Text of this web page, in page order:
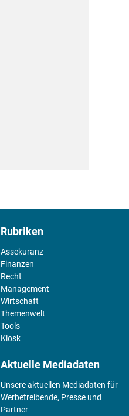
Rubriken
Assekuranz
Finanzen
Recht
Management
Wirtschaft
Themenwelt
Tools
Kiosk
Aktuelle Mediadaten
Unsere aktuellen Mediadaten für
Werbetreibende, Presse und
Partner